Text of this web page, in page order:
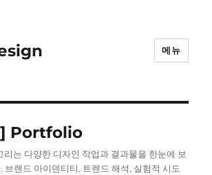
메뉴
Portfolio
리는 다양한 디자인 작업과 결과물을 한눈에 보
브랜드 아이덴티티, 트렌드 해석, 실험적 시도